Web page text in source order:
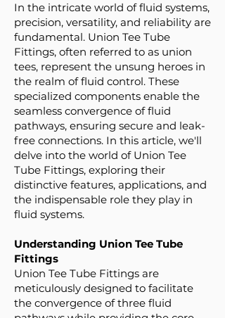
In the intricate world of fluid systems,
precision, versatility, and reliability are
fundamental. Union Tee Tube
Fittings, often referred to as union
tees, represent the unsung heroes in
the realm of fluid control. These
specialized components enable the
seamless convergence of fluid
pathways, ensuring secure and leak-
free connections. In this article, we'll
delve into the world of Union Tee
Tube Fittings, exploring their
distinctive features, applications, and
the indispensable role they play in
fluid systems.
Understanding Union Tee Tube
Fittings
Union Tee Tube Fittings are
meticulously designed to facilitate
the convergence of three fluid